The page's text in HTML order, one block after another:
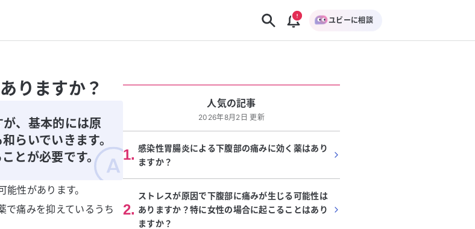
ユビーに相談
りますか？
、基本的には原
らいでいきます。
とが必要です。
性があります。
で痛みを抑えているうち
人気の記事
2026年8月2日 更新
1. 感染性胃腸炎による下腹部の痛みに効く薬はあり
ますか？
2.
ストレスが原因で下腹部に痛みが生じる可能性は
ありますか？特に女性の場合に起こることはあり
ますか？